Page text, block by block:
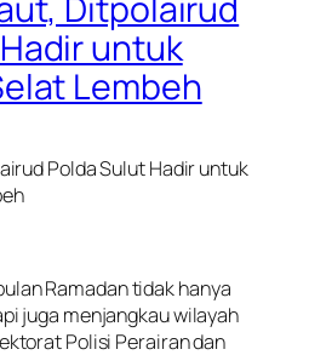
untuk
Lembeh
Polda Sulut Hadir untuk
Ramadan tidak hanya
juga menjangkau wilayah
Polisi Perairan dan